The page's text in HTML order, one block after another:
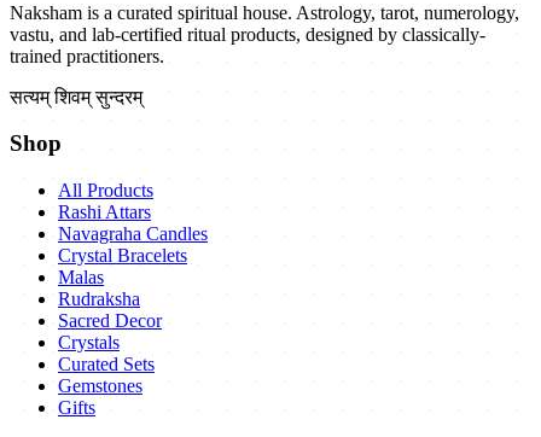
Naksham is a curated spiritual house. Astrology, tarot, numerology,
vastu, and lab-certified ritual products, designed by classically-
trained practitioners.
सत्यम् शिवम् सुन्दरम्
Shop
All Products
Rashi Attars
Navagraha Candles
Crystal Bracelets
Malas
Rudraksha
Sacred Decor
Crystals
Curated Sets
Gemstones
Gifts